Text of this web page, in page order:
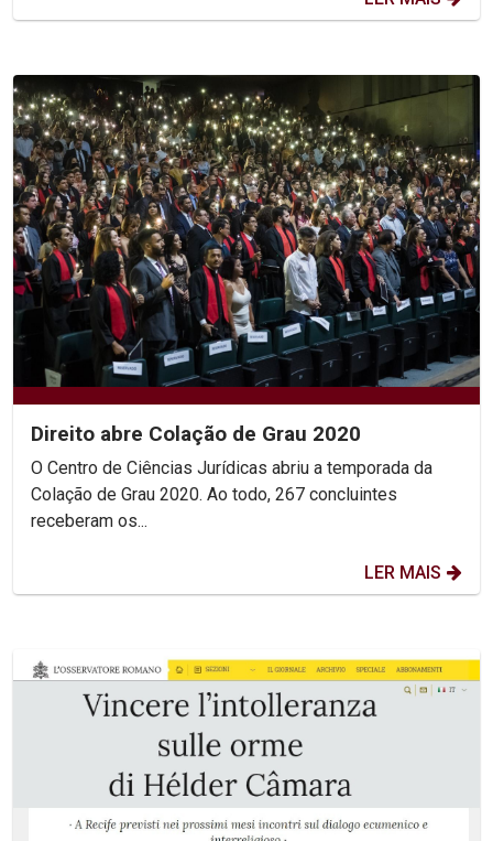
Direito abre Colação de Grau 2020
O Centro de Ciências Jurídicas abriu a temporada da
Colação de Grau 2020. Ao todo, 267 concluintes
receberam os...
LER MAIS